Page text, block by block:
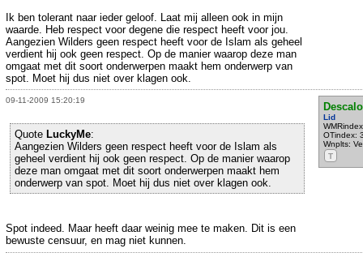
Ik ben tolerant naar ieder geloof. Laat mij alleen ook in mijn
waarde. Heb respect voor degene die respect heeft voor jou.
Aangezien Wilders geen respect heeft voor de Islam als geheel
verdient hij ook geen respect. Op de manier waarop deze man
omgaat met dit soort onderwerpen maakt hem onderwerp van
spot. Moet hij dus niet over klagen ook.
09-11-2009 15:20:19
Lid
OTindex:
Wnplts:
T
Quote LuckyMe:
Aangezien Wilders geen respect heeft voor de Islam als
geheel verdient hij ook geen respect. Op de manier waarop
deze man omgaat met dit soort onderwerpen maakt hem
onderwerp van spot. Moet hij dus niet over klagen ook.
Spot indeed. Maar heeft daar weinig mee te maken. Dit is een
bewuste censuur, en mag niet kunnen.